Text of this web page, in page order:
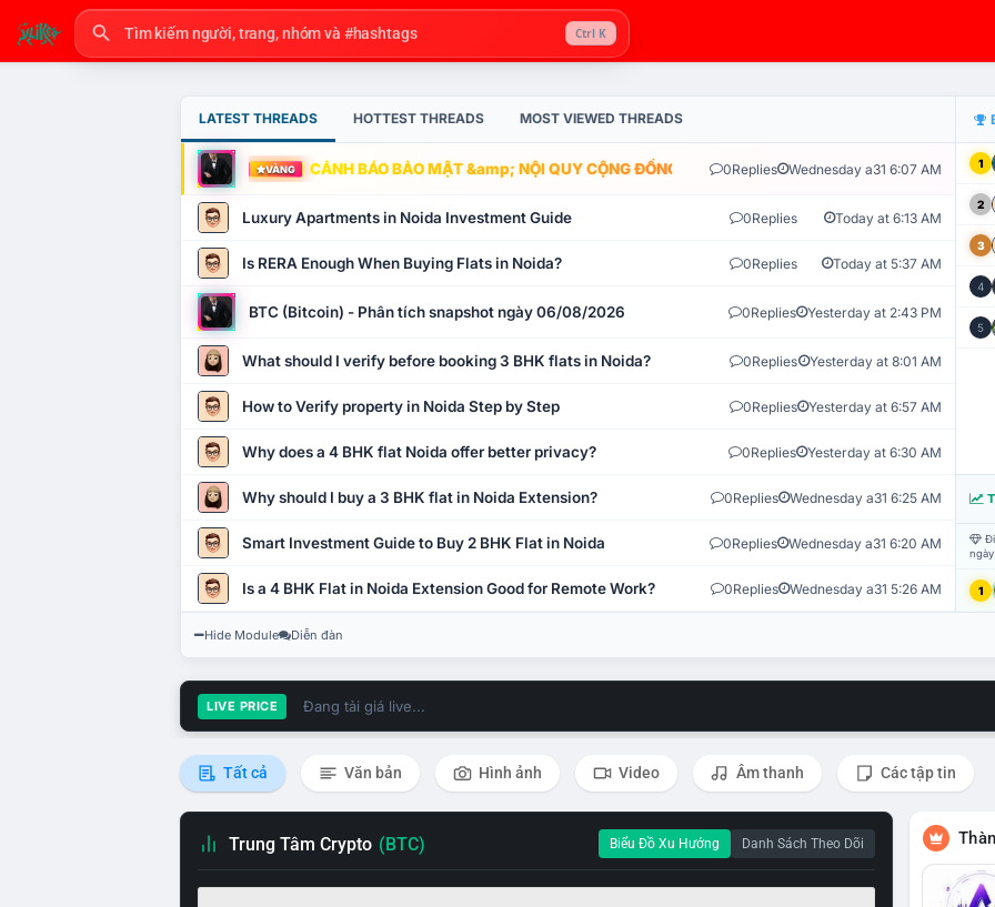
Ctrl K
LATEST THREADS HOTTEST THREADS MOST VIEWED THREADS
VÀNG CẢNH BÁO BẢO MẬT &amp; NỘI QUY CỘNG ĐỒNG VLIKE.VN: HỆ THỐNG GIÁM SÁT TỰ
0Replies Wednesday a31 6:07 AM
Luxury Apartments in Noida Investment Guide 0Replies Today at 6:13 AM
Is RERA Enough When Buying Flats in Noida? 0Replies Today at 5:37 AM
BTC (Bitcoin) - Phân tích snapshot ngày 06/08/2026 0Replies Yesterday at 2:43 PM
What should I verify before booking 3 BHK flats in Noida? 0Replies Yesterday at 8:01 AM
How to Verify property in Noida Step by Step 0Replies Yesterday at 6:57 AM
Why does a 4 BHK flat Noida offer better privacy? 0Replies Yesterday at 6:30 AM
Why should I buy a 3 BHK flat in Noida Extension? 0Replies Wednesday a31 6:25 AM
Smart Investment Guide to Buy 2 BHK Flat in Noida 0Replies Wednesday a31 6:20 AM
Is a 4 BHK Flat in Noida Extension Good for Remote Work? 0Replies Wednesday a31 5:26 AM
1
2
3
4
5
1
Hide Module Diễn đàn
LIVE PRICE Đang tải giá live...
Tất cả Văn bản Hình ảnh Video Âm thanh Các tập tin
Trung Tâm Crypto (BTC) Biểu Đồ Xu Hướng Danh Sách Theo Dõi